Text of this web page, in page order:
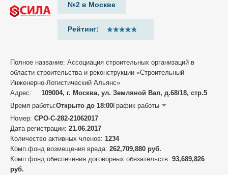
№2 в Москве
Рейтинг:
Полное название: Ассоциация строительных организаций в
области строительства и реконструкции «Строительный
Инженерно-Логистический Альянс»
Адрес:
109004, г. Москва, ул. Земляной Вал, д.68/18, стр.5
Время работы:Открыто до 18:00График работы
Номер: СРО-С-282-21062017
Дата регистрации: 21.06.2017
Количество активных членов: 1234
Комп.фонд возмещения вреда: 262,709,880 руб.
Комп.фонд обеспечения договорных обязательств: 93,689,826
руб.